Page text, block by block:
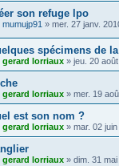
son refuge lpo
mumujp91 » mer. 27 janv.
spécimens de
gerard lorriaux » jeu. 20
gerard lorriaux » mer. 19
est son nom ?
gerard lorriaux » mar. 02
gerard lorriaux » dim. 31